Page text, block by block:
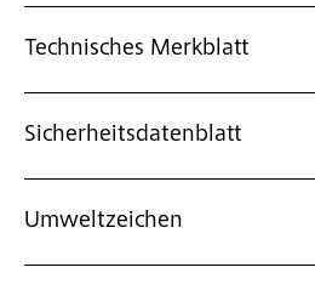
Technisches Merkblatt
Sicherheitsdatenblatt
Umweltzeichen